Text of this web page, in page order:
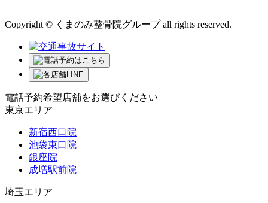
Copyright © くまのみ整骨院グループ all rights reserved.
電話予約希望店舗をお選びください
東京エリア
新宿西口院
池袋東口院
銀座院
成増駅前院
埼玉エリア